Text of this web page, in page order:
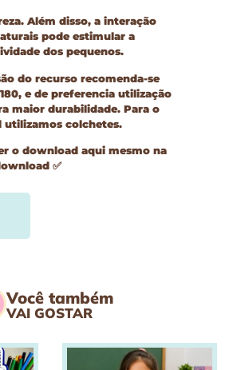
Além disso, a interação
pode estimular a
dos pequenos.
do recurso recomenda-se
e de preferencia utilização
maior durabilidade. Para o
colchetes.
o download aqui mesmo na
✅
Você também
VAI GOSTAR